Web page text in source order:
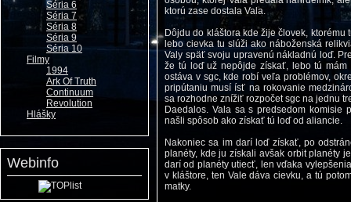
Séria 6
Séria 7
Séria 8
Séria 9
Séria 10
Filmy
1994
Ark Of Truth
Continuum
Revolution
Hlášky
Webinfo
ktorú zase dostala Vala.
Dôjdu do kláštora kde žije človek,
lebo cievka tu slúži ako náboženská
Valy späť svoju upravenú nákladnú loď.
že tú loď už nepôjde získať, lebo tú mám
ostáva v sgc, kde robí veľa problémov,
pripútaniu musí ísť na rokovanie
sa rozhodne znížiť rozpočet sgc na jednu
Daedalos. Vala sa s predsedom komisie
našli spôsob ako získať tú loď od aliancie.
Nakoniec sa im darí loď získať, po
planéty, kde ju získali avšak orbit planéty
darí od planéty utiecť, len vďaka
v kláštore, ten Vale dáva cievku, a tú
matky.